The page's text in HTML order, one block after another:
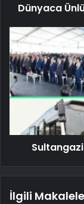
Dünyaca
İlgili